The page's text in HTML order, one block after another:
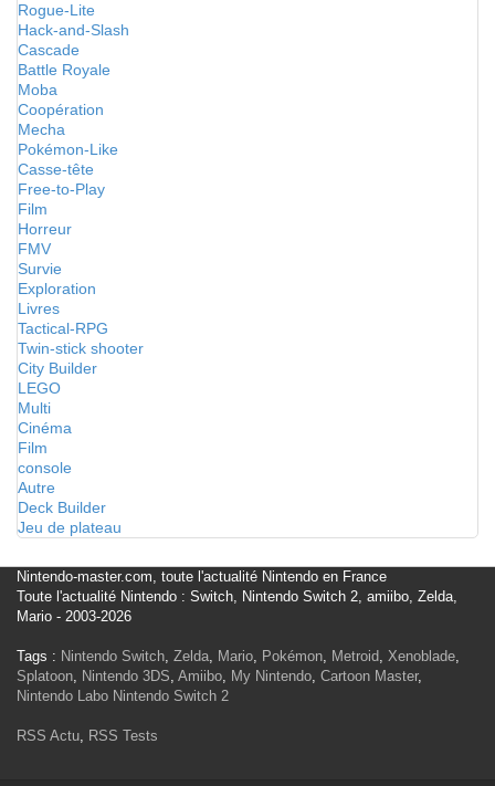
Rogue-Lite
Hack-and-Slash
Cascade
Battle Royale
Moba
Coopération
Mecha
Pokémon-Like
Casse-tête
Free-to-Play
Film
Horreur
FMV
Survie
Exploration
Livres
Tactical-RPG
Twin-stick shooter
City Builder
LEGO
Multi
Cinéma
Film
console
Autre
Deck Builder
Jeu de plateau
Nintendo-master.com, toute l'actualité Nintendo en France
Toute l'actualité Nintendo : Switch, Nintendo Switch 2, amiibo, Zelda,
Mario - 2003-2026
Tags : Nintendo Switch, Zelda, Mario, Pokémon, Metroid, Xenoblade,
Splatoon, Nintendo 3DS, Amiibo, My Nintendo, Cartoon Master,
Nintendo Labo Nintendo Switch 2
RSS Actu, RSS Tests